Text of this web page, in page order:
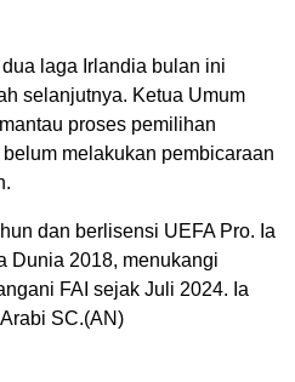
laga Irlandia bulan ini
selanjutnya. Ketua Umum
proses pemilihan
melakukan pembicaraan
dan berlisensi UEFA Pro. Ia
Dunia 2018, menukangi
FAI sejak Juli 2024. Ia
SC.(AN)